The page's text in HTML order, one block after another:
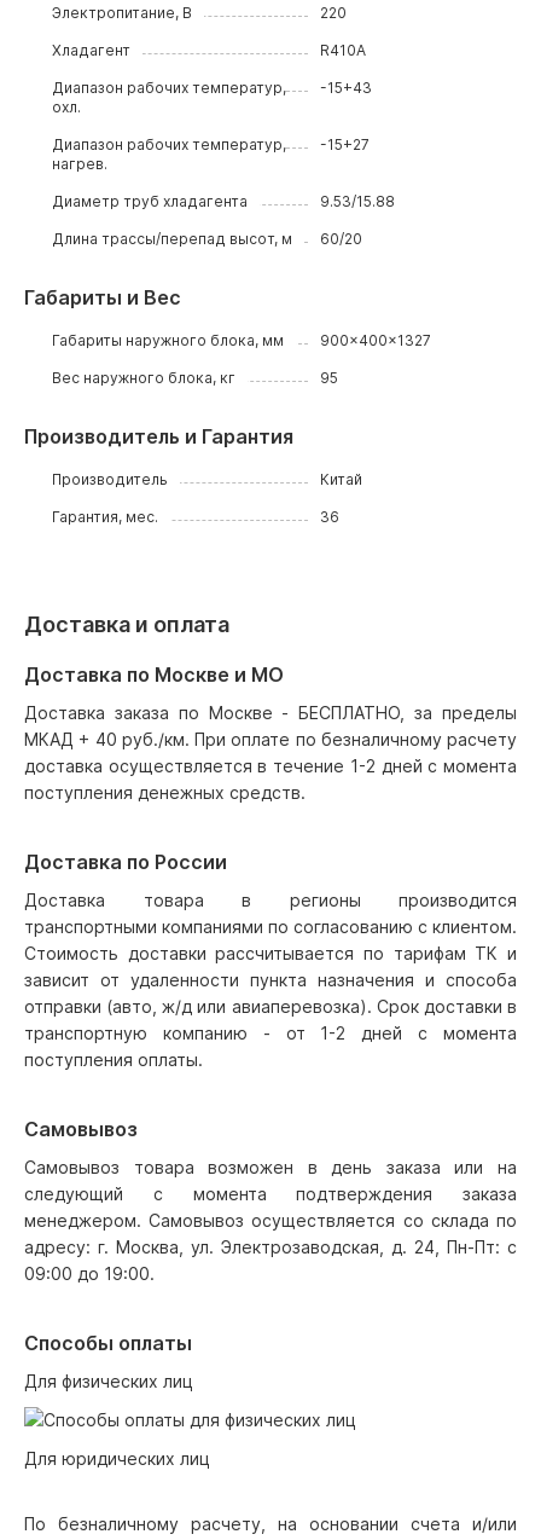
Электропитание, В 220
Хладагент R410A
Диапазон рабочих температур,
охл.
-15+43
Диапазон рабочих температур,
нагрев.
-15+27
Диаметр труб хладагента 9.53/15.88
Длина трассы/перепад высот, м 60/20
Габариты и Вес
Габариты наружного блока, мм 900x400x1327
Вес наружного блока, кг 95
Производитель и Гарантия
Производитель Китай
Гарантия, мес. 36
Доставка и оплата
Доставка по Москве и МО
Доставка заказа по Москве - БЕСПЛАТНО, за пределы
МКАД + 40 руб./км. При оплате по безналичному расчету
доставка осуществляется в течение 1-2 дней с момента
поступления денежных средств.
Доставка по России
Доставка товара в регионы производится
транспортными компаниями по согласованию с клиентом.
Стоимость доставки рассчитывается по тарифам ТК и
зависит от удаленности пункта назначения и способа
отправки (авто, ж/д или авиаперевозка). Срок доставки в
транспортную компанию - от 1-2 дней с момента
поступления оплаты.
Самовывоз
Самовывоз товара возможен в день заказа или на
следующий с момента подтверждения заказа
менеджером. Самовывоз осуществляется со склада по
адресу: г. Москва, ул. Электрозаводская, д. 24, Пн-Пт: с
09:00 до 19:00.
Способы оплаты
Для физических лиц
Для юридических лиц
По безналичному расчету, на основании счета и/или